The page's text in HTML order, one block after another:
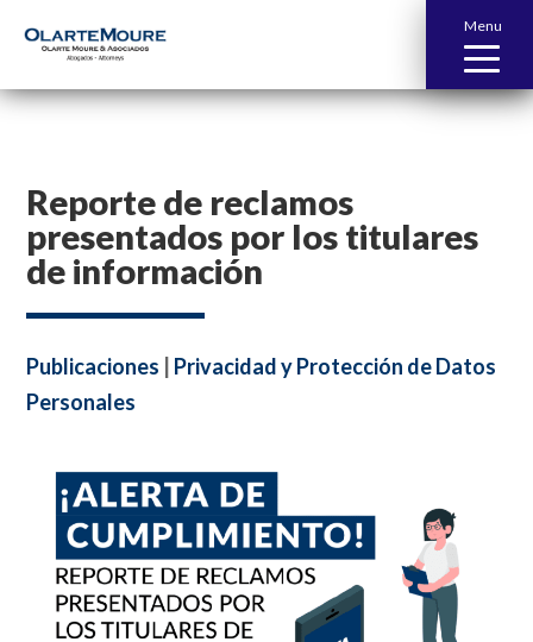
Menu
Reporte de reclamos
presentados por los titulares
de información
Publicaciones
Privacidad y Protección de Datos
Personales